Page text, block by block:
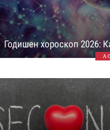
Годишен хороскоп 2026: